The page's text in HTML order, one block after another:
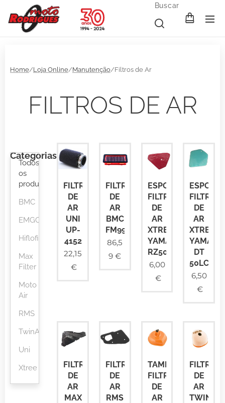
Buscar
Home/Loja Online/Manutenção/Filtros de Ar
FILTROS DE AR
Categorias
Todos
os
produtos
BMC
EMGO
Hiflofiltro
Max
Filter
Moto
Air
RMS
TwinAir
Uni
Xtree
FILTRO
DE
AR
UNI
UP-
4152
22,15
€
FILTRO
DE
AR
BMC
FM995/04
86,5
9 €
ESPONJA
FILTRO
DE
AR
XTREE
YAMAHA
RZ50
6,00
€
FILTRO
DE
AR
XTREE
YAMAHA
DT
50LC
6,50
€
FILTRO
DE
AR
MAX
FILTRO
DE
AR
RMS
TAMPA
FILTRO
DE
AR
FILTRO
DE
AR
TWINAIR